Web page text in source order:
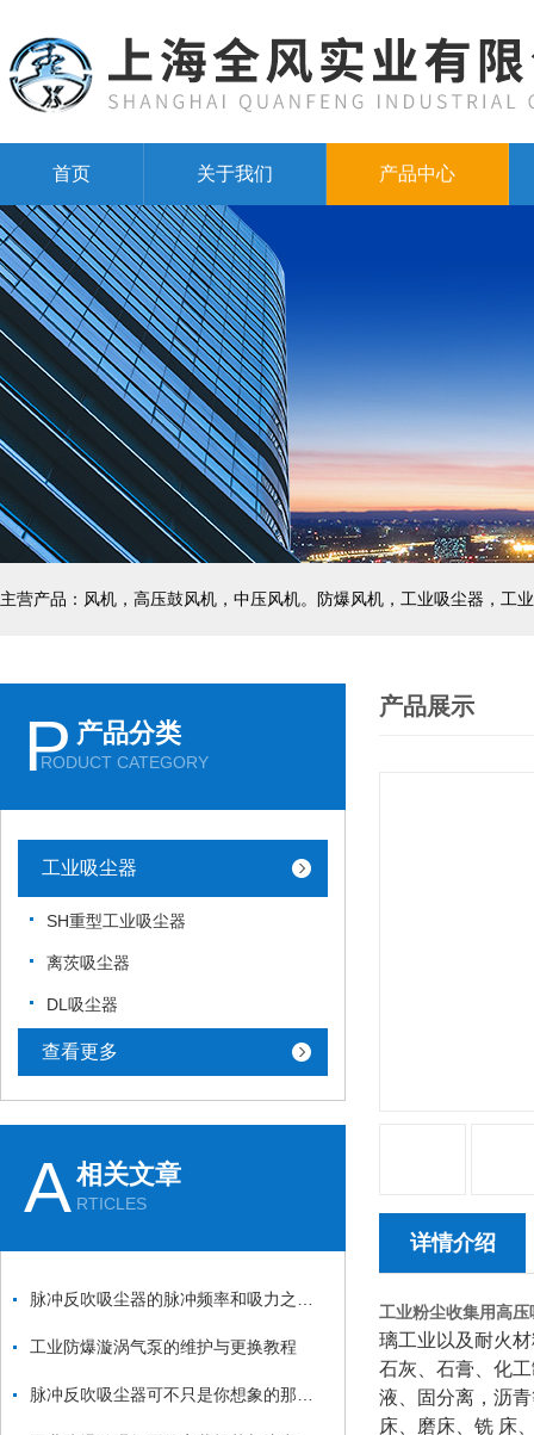
首页 关于我们 产品中心
主营产品：风机，高压鼓风机，中压风机。防爆风机，工业吸尘器，工
P 产品分类
RODUCT CATEGORY
工业吸尘器
SH重型工业吸尘器
离茨吸尘器
DL吸尘器
查看更多
A相关文章
RTICLES
工业防爆漩涡气泵的维护与更换教程
产品展示
详情介绍
工业粉尘收集用高压
璃工业以及耐火
石灰、石膏、化
液、固分离，沥
床、磨床、铣 床